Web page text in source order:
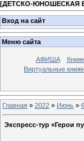
[ДЕТСКО-ЮНОШЕСКАЯ
Вход на сайт
Меню сайта
АФИША
Виртуальные
Главная » 2022 » Июнь » 6
Экспресс-тур «Герои